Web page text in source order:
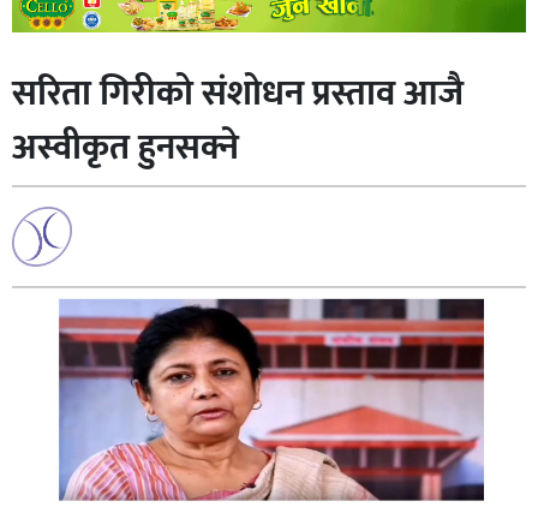
सरिता गिरीको संशोधन प्रस्ताव आजै
अस्वीकृत हुनसक्ने